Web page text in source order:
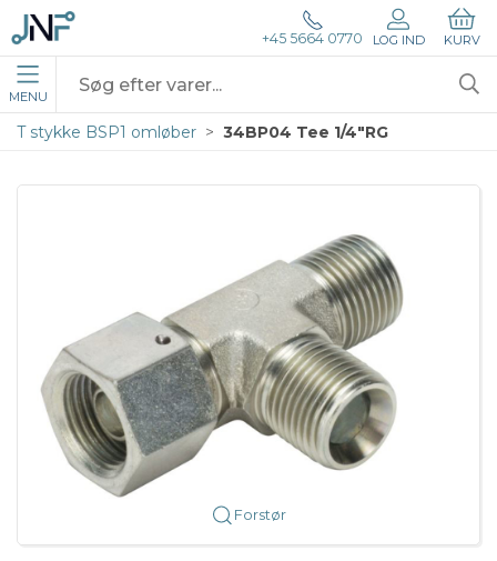
+45 5664 0770 LOG IND KURV
MENU
T stykke BSP1 omløber 34BP04 Tee 1/4"RG
Forstør